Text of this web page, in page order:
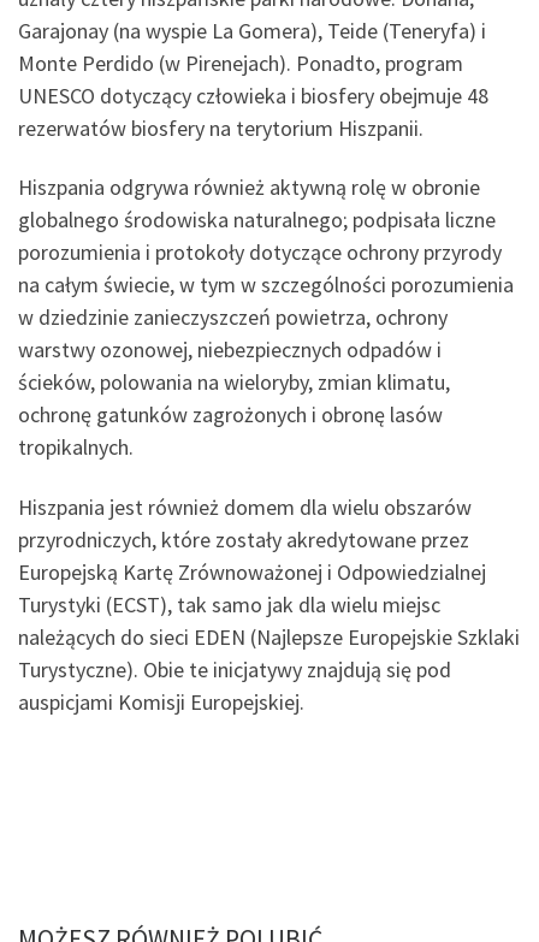
Garajonay (na wyspie La Gomera), Teide (Teneryfa) i
Monte Perdido (w Pirenejach). Ponadto, program
UNESCO dotyczący człowieka i biosfery obejmuje 48
rezerwatów biosfery na terytorium Hiszpanii.
Hiszpania odgrywa również aktywną rolę w obronie
globalnego środowiska naturalnego; podpisała liczne
porozumienia i protokoły dotyczące ochrony przyrody
na całym świecie, w tym w szczególności porozumienia
w dziedzinie zanieczyszczeń powietrza, ochrony
warstwy ozonowej, niebezpiecznych odpadów i
ścieków, polowania na wieloryby, zmian klimatu,
ochronę gatunków zagrożonych i obronę lasów
tropikalnych.
Hiszpania jest również domem dla wielu obszarów
przyrodniczych, które zostały akredytowane przez
Europejską Kartę Zrównoważonej i Odpowiedzialnej
Turystyki (ECST), tak samo jak dla wielu miejsc
należących do sieci EDEN (Najlepsze Europejskie Szklaki
Turystyczne). Obie te inicjatywy znajdują się pod
auspicjami Komisji Europejskiej.